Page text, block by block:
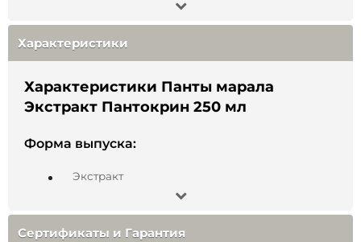
насыщенными ценными для здоровья человека
веществами. Они относятся к высшей категории
– самой дорогой в мире. Алтайские панты
оцениваются примерно в 1.5 – 2 раза дороже
новозеландских пантов. Наша компания
находится на Алтае, и мы производим панты
высшего качества.
Уникальная природа Алтая
Характеристики
Характеристики Панты марала
Экстракт Пантокрин 250 мл
Форма выпуска:
Экстракт
Сертификаты и Гарантия